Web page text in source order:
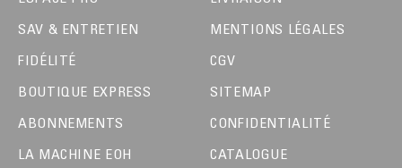
SAV & ENTRETIEN
FIDÉLITÉ
BOUTIQUE EXPRESS
ABONNEMENTS
LA MACHINE EOH
MENTIONS LÉGALES
CGV
SITEMAP
CONFIDENTIALITÉ
CATALOGUE